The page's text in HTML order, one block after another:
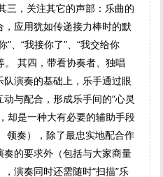
三，关注其它的声部：乐曲的
应用犹如传递接力棒时的默
、“我接你了”、“我交给你
。 其四，带看协奏者、独唱
演奏的基础上，乐手通过眼
与配合，形成乐手间的“心灵
却是一种大有必要的辅助手段
领奏），除了最忠实地配合作
的要求外（包括与大家商量
演奏同时还需随时“扫描”乐